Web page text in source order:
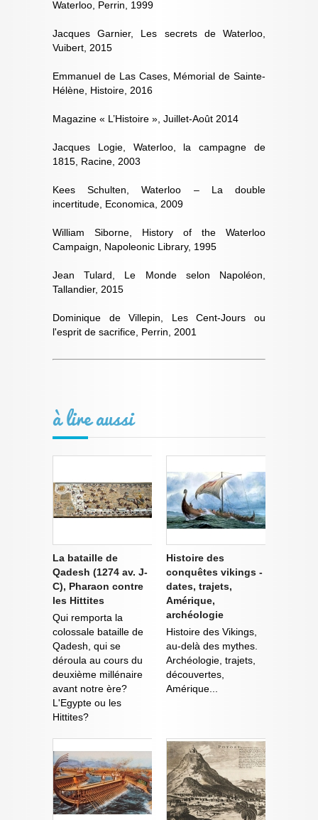
Waterloo, Perrin, 1999
Jacques Garnier, Les secrets de Waterloo,
Vuibert, 2015
Emmanuel de Las Cases, Mémorial de Sainte-
Hélène, Histoire, 2016
Magazine « L’Histoire », Juillet-Août 2014
Jacques Logie, Waterloo, la campagne de
1815, Racine, 2003
Kees Schulten, Waterloo – La double
incertitude, Economica, 2009
William Siborne, History of the Waterloo
Campaign, Napoleonic Library, 1995
Jean Tulard, Le Monde selon Napoléon,
Tallandier, 2015
Dominique de Villepin, Les Cent-Jours ou
l'esprit de sacrifice, Perrin, 2001
à lire aussi
La bataille de
Qadesh (1274 av. J-
C), Pharaon contre
les Hittites
Qui remporta la
colossale bataille de
Qadesh, qui se
déroula au cours du
deuxième millénaire
avant notre ère?
L'Egypte ou les
Hittites?
Histoire des
conquêtes vikings -
dates, trajets,
Amérique,
archéologie
Histoire des Vikings,
au-delà des mythes.
Archéologie, trajets,
découvertes,
Amérique...